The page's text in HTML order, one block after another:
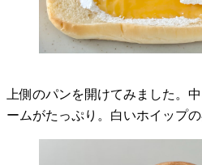
上側のパンを開けてみました。
ームがたっぷり。白いホイップの